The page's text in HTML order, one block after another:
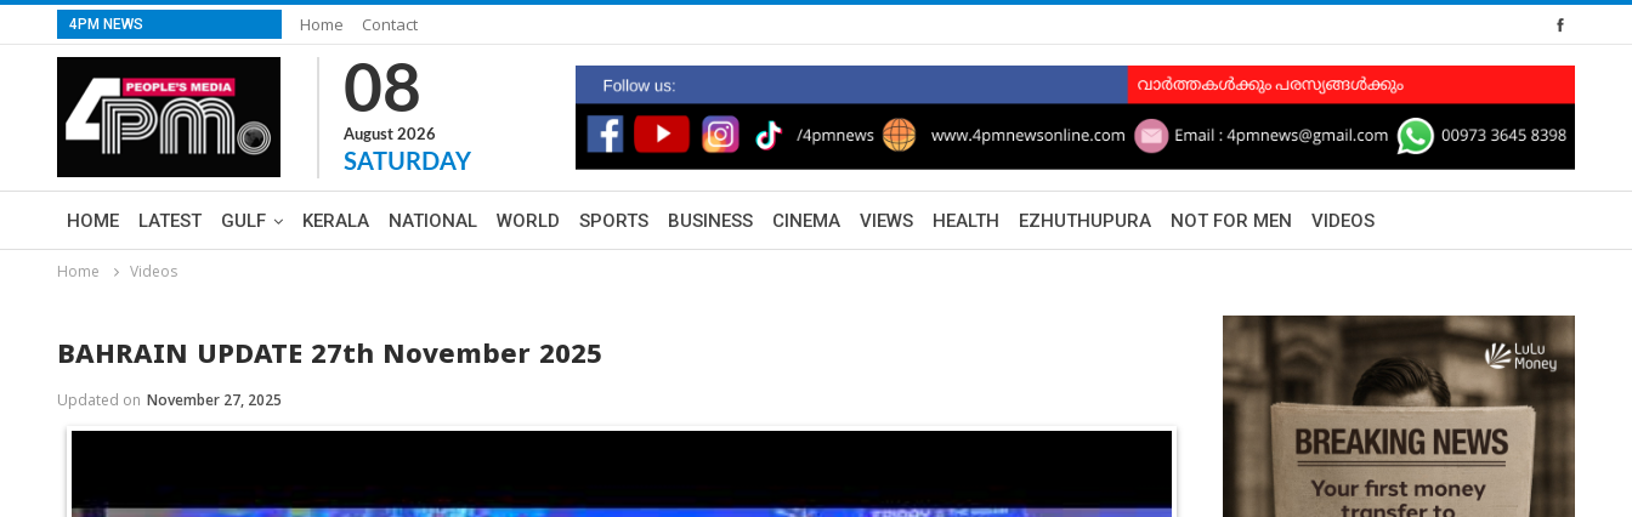
4PM NEWS Home Contact
08
August 2026
SATURDAY
HOME LATEST GULF KERALA NATIONAL WORLD SPORTS BUSINESS CINEMA VIEWS HEALTH EZHUTHUPURA NOT FOR MEN VIDEOS
Home Videos
BAHRAIN UPDATE 27th November 2025
Updated on November 27, 2025